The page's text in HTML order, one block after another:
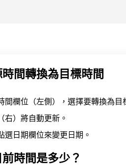
間轉換為目標時間
間欄位（左側），選擇要轉換為目
右）將自動更新。
選日期欄位來變更日期。
時間是多少？